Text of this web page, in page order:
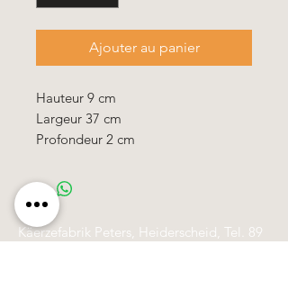
Ajouter au panier
Hauteur 9 cm
Largeur 37 cm
Profondeur 2 cm
Käerzefabrik Peters, Heiderscheid, Tel. 89